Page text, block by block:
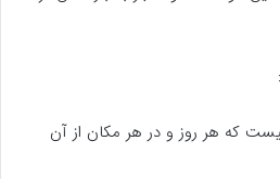
که هر روز و در هر مکان از آن